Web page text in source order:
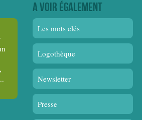
A voir également
Les mots clés
Logothèque
Newsletter
Presse